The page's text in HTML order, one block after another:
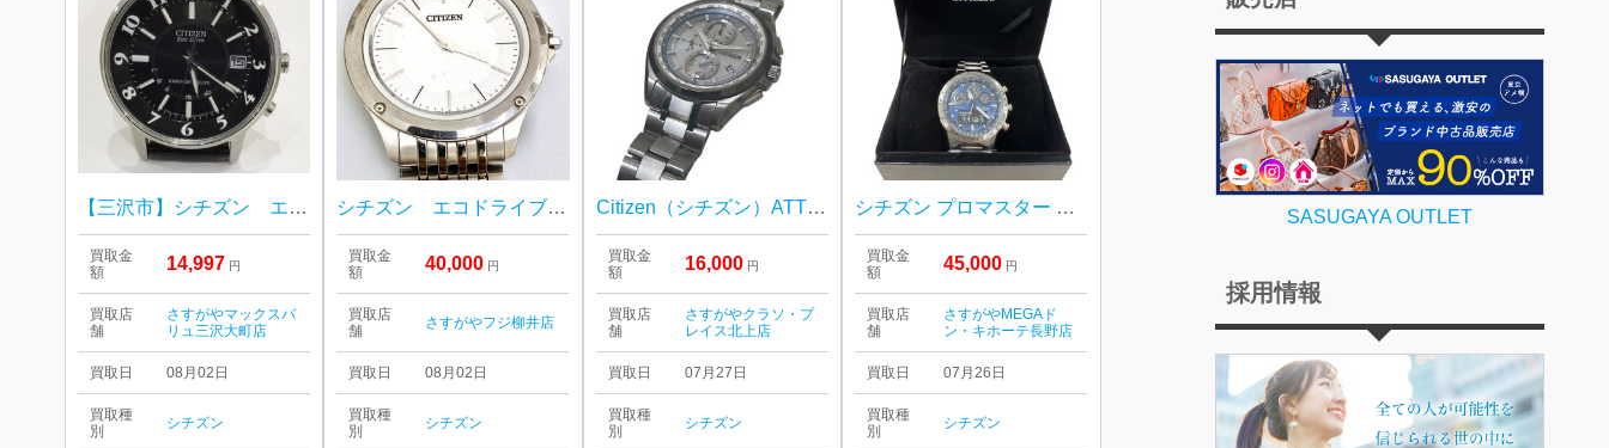
【三沢市】シチズン エコドライブ をお買取り致しました！
買取金
額
14,997 円
買取店
舗
さすがやマックスバ
リュ三沢大町店
買取日 08月02日
買取種
別
シチズン
シチズン エコドライブワン
買取金
額
40,000 円
買取店
舗
さすがやフジ柳井店
買取日 08月02日
買取種
別
シチズン
Citizen（シチズン）ATTESA 電波ソーラー 時計
買取金
額
16,000 円
買取店
舗
さすがやクラソ・プ
レイス北上店
買取日 07月27日
買取種
別
シチズン
シチズン プロマスター SKYシリーズ エコ・ドライブ コンビネーションウオッチ
買取金
額
45,000 円
買取店
舗
さすがやMEGAド
ン・キホーテ長野店
買取日 07月26日
買取種
別
シチズン
SASUGAYA OUTLET
採用情報